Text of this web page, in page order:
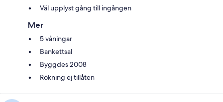
Väl upplyst gång till ingången
Mer
5 våningar
Bankettsal
Byggdes 2008
Rökning ej tillåten